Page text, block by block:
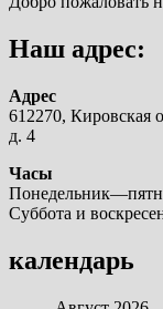
Наш адрес:
Адрес
612270,
д. 4
Часы
Суббота и
календарь